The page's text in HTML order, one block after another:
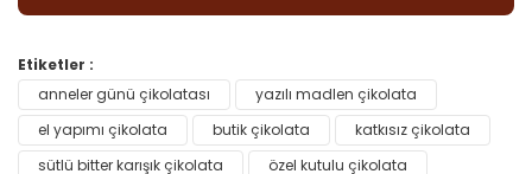
Etiketler :
anneler günü çikolatası
yazılı madlen çikolata
el yapımı çikolata
butik çikolata
katkısız çikolata
sütlü bitter karışık çikolata
özel kutulu çikolata